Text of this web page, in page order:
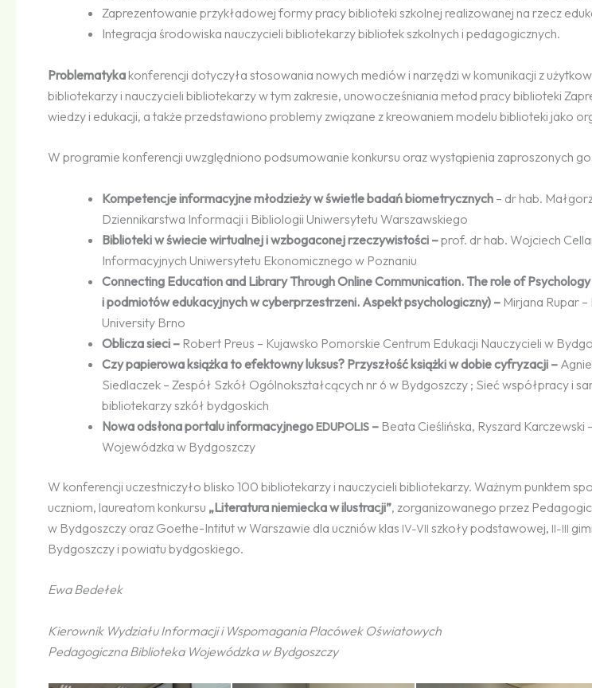
Zaprezentowanie przykładowej formy pracy biblioteki szkolnej realizowanej na rzecz
Integracja środowiska nauczycieli bibliotekarzy bibliotek szkolnych i pedagogicznych.
Problematyka konferencji dotyczyła stosowania nowych mediów i narzędzi w komunikacji z
bibliotekarzy i nauczycieli bibliotekarzy w tym zakresie, unowocześniania metod pracy biblioteki
wiedzy i edukacji, a także przedstawiono problemy związane z kreowaniem modelu biblioteki jako
W programie konferencji uwzględniono podsumowanie konkursu oraz wystąpienia zaproszonych
Kompetencje informacyjne młodzieży w świetle badań biometrycznych – dr hab.
Dziennikarstwa Informacji i Bibliologii Uniwersytetu Warszawskiego
Biblioteki w świecie wirtualnej i wzbogaconej rzeczywistości –prof. dr hab. Wojciech
Informacyjnych Uniwersytetu Ekonomicznego w Poznaniu
Connecting Education and Library Through Online Communication. The role of
i podmiotów edukacyjnych w cyberprzestrzeni. Aspekt psychologiczny) – Mirjana Rupar
University Brno
Oblicza sieci – Robert Preus – Kujawsko Pomorskie Centrum Edukacji Nauczycieli w
Czy papierowa książka to efektowny luksus? Przyszłość książki w dobie cyfryzacji –
Siedlaczek – Zespół Szkół Ogólnokształcących nr 6 w Bydgoszczy ; Sieć współpracy i
bibliotekarzy szkół bydgoskich
Nowa odsłona portalu informacyjnegoEDUPOLIS – Beata Cieślińska, Ryszard
Wojewódzka w Bydgoszczy
W konferencji uczestniczyło blisko 100 bibliotekarzy i nauczycieli bibliotekarzy. Ważnym punktem
uczniom, laureatom konkursu „Literatura niemiecka w ilustracji”, zorganizowanego przez
w Bydgoszczy oraz Goethe-Intitut w Warszawie dla uczniów klas IV-VII szkoły podstawowej, II-III
Bydgoszczy i powiatu bydgoskiego.
Ewa Bedełek
Kierownik Wydziału Informacji i Wspomagania Placówek Oświatowych
Pedagogiczna Biblioteka Wojewódzka w Bydgoszczy